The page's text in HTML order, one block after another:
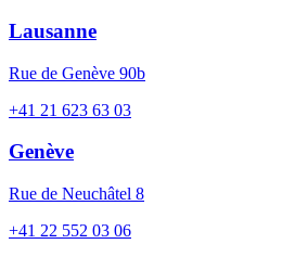
Lausanne
Rue de Genève 90b
+41 21 623 63 03
Genève
Rue de Neuchâtel 8
+41 22 552 03 06